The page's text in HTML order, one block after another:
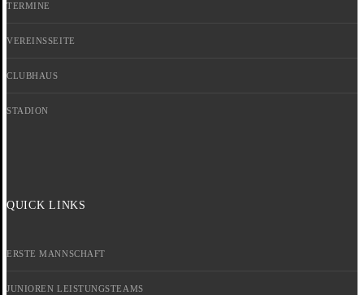
TERMINE
VEREINSSEITE
CLUBHAUS
STADION
QUICK LINKS
ERSTE MANNSCHAFT
JUNIOREN LEISTUNGSTEAMS